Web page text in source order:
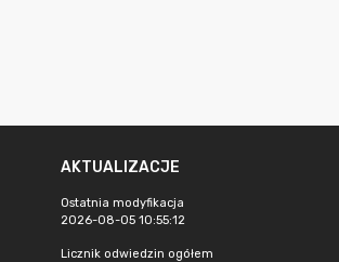
AKTUALIZACJE
Ostatnia modyfikacja
2026-08-05 10:55:12
Licznik odwiedzin ogółem